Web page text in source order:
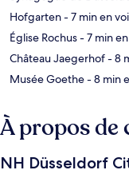
Hofgarten- 7 min en
Église Rochus- 7 min
Château Jaegerhof- 8
Musée Goethe- 8 min
À propos de
NH Düsseldorf